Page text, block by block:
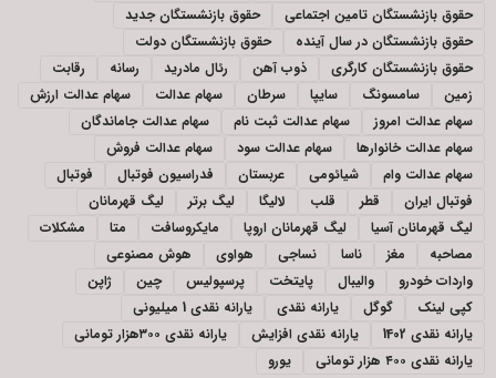
حقوق بازنشستگان تامین اجتماعی
حقوق بازنشستگان جدید
حقوق بازنشستگان در سال آینده
حقوق بازنشستگان دولت
حقوق بازنشستگان کارگری
ذوب آهن رئال مادرید رسانه
رقابت
زمین
سامسونگ سایپا سرطان سهام عدالت
سهام عدالت ارزش
سهام عدالت امروز
سهام عدالت ثبت نام
سهام عدالت جاماندگان
سهام عدالت خانوارها
سهام عدالت سود
سهام عدالت فروش
سهام عدالت وام
شیائومی عربستان فدراسیون فوتبال
فوتبال
فوتبال ایران
قطر قلب لالیگا لیگ برتر
لیگ قهرمانان
لیگ قهرمانان آسیا
لیگ قهرمانان اروپا مایکروسافت متا
مشکلات
مصاحبه
مغز ناسا نساجی هواوی
هوش مصنوعی
واردات خودرو
والیبال پایتخت پرسپولیس چین
ژاپن
کپی لینک
گوگل یارانه نقدی
یارانه نقدی 1 میلیونی
یارانه نقدی 1402
یارانه نقدی افزایش
یارانه نقدی ۳۰۰هزار تومانی
یارانه نقدی ۴۰۰ هزار تومانی
یورو